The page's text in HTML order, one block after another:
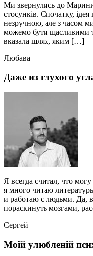
Ми звернулись до
стосунків. Спочатку, ідея
незручною, але з часом
можемо бути щасливими
вказала шлях, яким […]
Любава
Даже из глухого
Я всегда считал, что
я много читаю
и работаю с людьми. Да,
пораскинуть мозгами,
Сергей
Моїй улюбленій